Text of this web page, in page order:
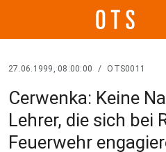
27.06.1999, 08:00:00 / OTS0011
Cerwenka: Keine
Lehrer, die sich bei
Feuerwehr